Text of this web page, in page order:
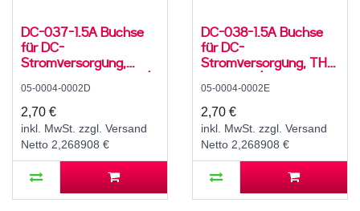
DC-037-1.5A Buchse
für DC-
Stromversorgung,
Lötfahnen, für 4,3..6 /
1,4 mm Stecker, 30 V,
500 mA, 0°, -20..70 °C
05-0004-0002D
2,70 €
inkl. MwSt. zzgl. Versand
Netto 2,268908 €
DC-038-1.5A Buchse
für DC-
Stromversorgung, THT,
für 4,3..6 / 1,4 mm
Stecker, 30 V, 500 mA,
90°, -20..70 °C
05-0004-0002E
2,70 €
inkl. MwSt. zzgl. Versand
Netto 2,268908 €